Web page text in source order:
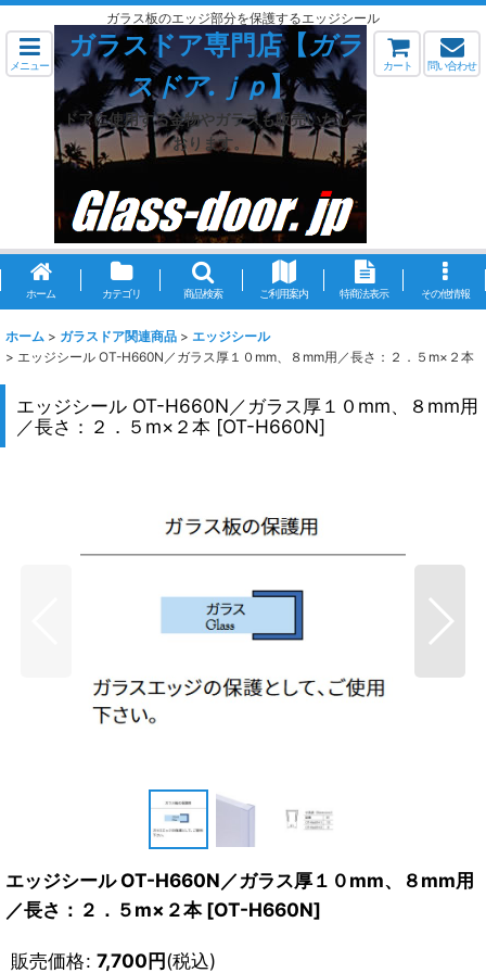
ガラス板のエッジ部分を保護するエッジシール
メニュー
ガラスドア専門店【ガラ
スドア.ｊｐ】
ドアに使用する金物やガラスも販売いたして
おります。
カート 問い合わせ
ホーム カテゴリ 商品検索 ご利用案内 特商法表示 その他情報
ホーム > ガラスドア関連商品 > エッジシール
> エッジシール OT-H660N／ガラス厚１０mm、８mm用／長さ：２．５m×２本
エッジシール OT-H660N／ガラス厚１０mm、８mm用
／長さ：２．５m×２本 [OT-H660N]
エッジシール OT-H660N／ガラス厚１０mm、８mm用
／長さ：２．５m×２本 [OT-H660N]
販売価格: 7,700円(税込)